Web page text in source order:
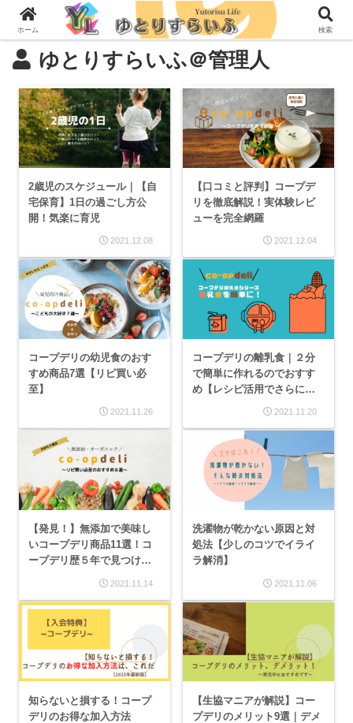
ゆとりすらいふ＠管理人
2歳児のスケジュール｜【自
宅保育】1日の過ごし方公
開！気楽に育児
2021.12.08
【口コミと評判】コープデ
リを徹底解説！実体験レビ
ューを完全網羅
2021.12.04
コープデリの幼児食のおす
すめ商品7選【リピ買い必
至】
2021.11.26
コープデリの離乳食｜２分
で簡単に作れるのでおすす
め【レシピ活用でさらに便
2021.11.20
【発見！】無添加で美味し
いコープデリ商品11選！コ
ープデリ歴５年で見つけた
2021.11.14
洗濯物が乾かない原因と対
処法【少しのコツでイライ
ラ解消】
2021.11.06
知らないと損する！コープ
デリのお得な加入方法
【生協マニアが解説】コー
プデリのメリット9選｜デメ
ホーム 検索